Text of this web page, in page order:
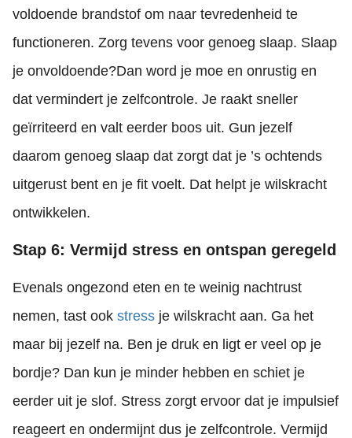
voldoende brandstof om naar tevredenheid te
functioneren. Zorg tevens voor genoeg slaap. Slaap
je onvoldoende?Dan word je moe en onrustig en
dat vermindert je zelfcontrole. Je raakt sneller
geïrriteerd en valt eerder boos uit. Gun jezelf
daarom genoeg slaap dat zorgt dat je ’s ochtends
uitgerust bent en je fit voelt. Dat helpt je wilskracht
ontwikkelen.
Stap 6: Vermijd stress en ontspan geregeld
Evenals ongezond eten en te weinig nachtrust
nemen, tast ook stress je wilskracht aan. Ga het
maar bij jezelf na. Ben je druk en ligt er veel op je
bordje? Dan kun je minder hebben en schiet je
eerder uit je slof. Stress zorgt ervoor dat je impulsief
reageert en ondermijnt dus je zelfcontrole. Vermijd